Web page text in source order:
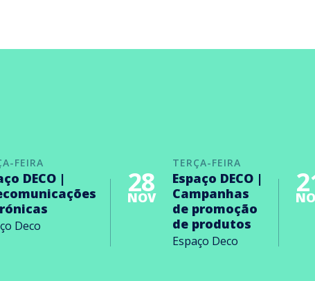
FEIRA
DECO |
Deco
TERÇA-FEIRA
28
NOV
Espaço DECO |
Campanhas
de promoção
de produtos
Espaço Deco